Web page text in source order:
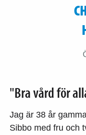
"Bra vård för
Jag är 38 år
Sibbo med fru och